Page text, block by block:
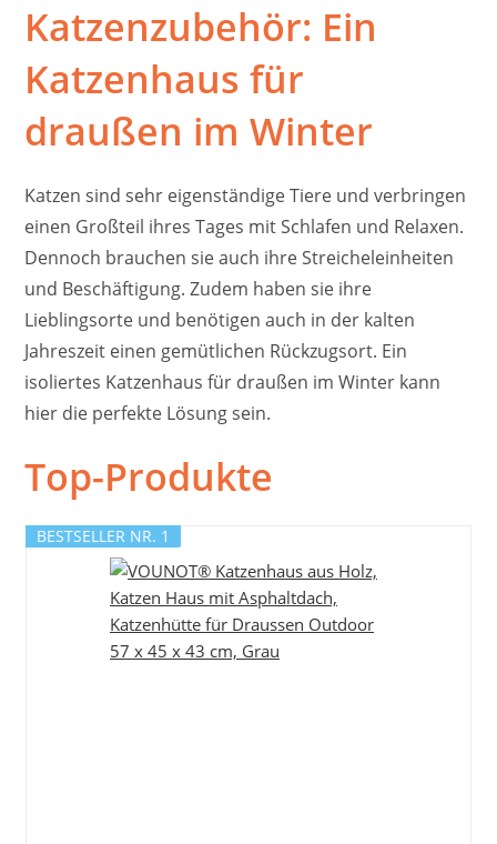
Katzenzubehör: Ein
Katzenhaus für
draußen im Winter
Katzen sind sehr eigenständige Tiere und verbringen
einen Großteil ihres Tages mit Schlafen und Relaxen.
Dennoch brauchen sie auch ihre Streicheleinheiten
und Beschäftigung. Zudem haben sie ihre
Lieblingsorte und benötigen auch in der kalten
Jahreszeit einen gemütlichen Rückzugsort. Ein
isoliertes Katzenhaus für draußen im Winter kann
hier die perfekte Lösung sein.
Top-Produkte
BESTSELLER NR. 1